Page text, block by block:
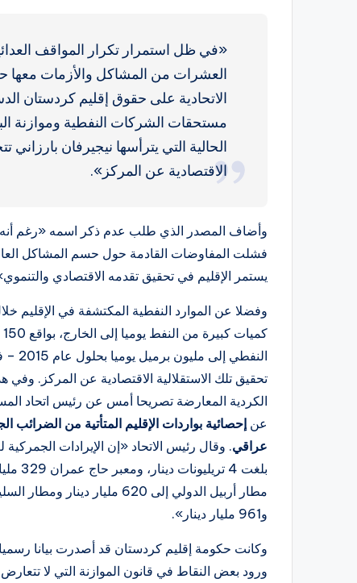
«في ظل استمرار تكرار المواقف
العشرات من المشاكل والأزمات معها
الاتحادية على حقوق إقليم كردستان
مستحقات الشركات النفطية وموازنة
الحالية التي يترأسها نيجيرفان
الاقتصادية عن المركز».
وأضاف المصدر الذي طلب عدم ذكر اسمه «رغم أنه
فشلت المفاوضات القادمة حول حسم المشاكل
يستمر الإقليم في تحقيق تقدمه الاقتصادي
وفضلا عن الموارد النفطية المكتشفة في الإقليم
تحقيق تلك الاستقلالية الاقتصادية عن المركز.
الكردية المعارضة تصريحا أمس عن رئيس اتحاد
عن إحصائية بواردات الإقليم المتأتية من الضرائب
عراقي
بلغت
و961 مليار دينار».
وكانت حكومة إقليم كردستان قد أصدرت بيانا رسميا
ورود بعض النقاط في قانون الموازنة التي لا